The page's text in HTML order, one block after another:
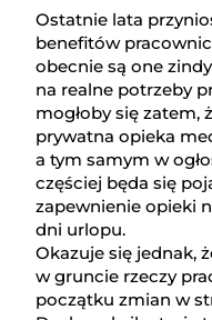
Ostatnie lata
benefitów
obecnie są one
na realne potrzeby
mogłoby się zatem,
prywatna opieka
a tym samym w
częściej będa się
zapewnienie opieki
dni urlopu.
Okazuje się jednak,
w gruncie rzeczy
początku zmian w